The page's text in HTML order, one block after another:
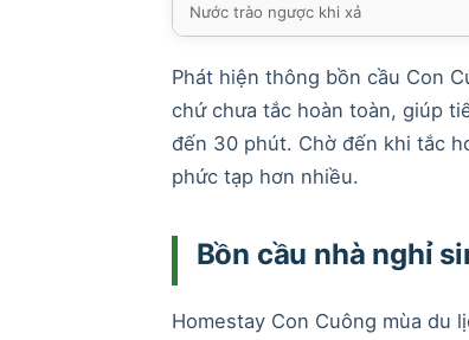
Nước trào ngược khi xả
Phát hiện thông bồn cầu Con
chứ chưa tắc hoàn toàn, giúp
đến 30 phút. Chờ đến khi tắc
phức tạp hơn nhiều.
Bồn cầu nhà nghỉ
Homestay Con Cuông mùa du